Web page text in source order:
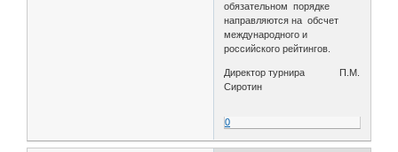
обязательном порядке
направляются на обсчет
международного и
российского рейтингов.
Директор турнира П.М.
Сиротин
0